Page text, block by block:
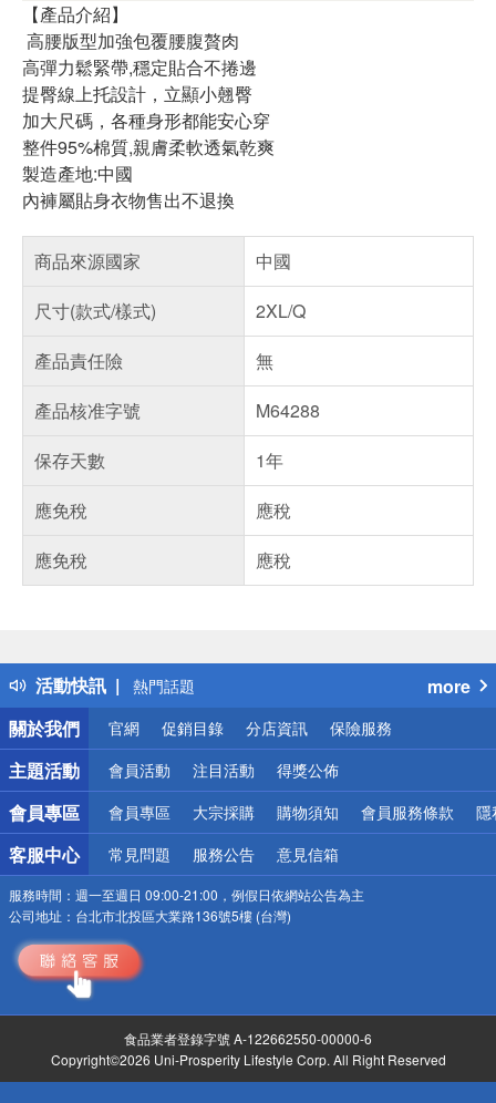
【產品介紹】
高腰版型加強包覆腰腹贅肉
高彈力鬆緊帶,穩定貼合不捲邊
提臀線上托設計，立顯小翹臀
加大尺碼，各種身形都能安心穿
整件95%棉質,親膚柔軟透氣乾爽
製造產地:中國
內褲屬貼身衣物售出不退換
商品來源國家
中國
尺寸(款式/樣式)
2XL/Q
產品責任險
無
產品核准字號
M64288
保存天數
1年
應免稅
應稅
應免稅
應稅
活動快訊
得獎公告
熱門話題
銀行優惠
偏遠地區配送
詐騙網頁！請小心！
more
關於我們
官網 促銷目錄 分店資訊 保險服務
主題活動 會員活動 注目活動 得獎公佈
會員專區 會員專區 大宗採購 購物須知 會員服務條款 隱
客服中心 常見問題 服務公告 意見信箱
服務時間： 週一至週日 09:00-21:00，例假日依網站公告為主
公司地址： 台北市北投區大業路136號5樓 (台灣)
食品業者登錄字號 A-122662550-00000-6
Copyright©2026 Uni-Prosperity Lifestyle Corp. All Right Reserved